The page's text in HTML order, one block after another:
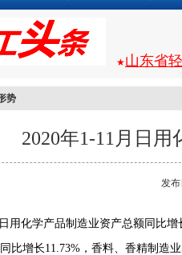
★山东省
势
2020年1-11月日
发
用化学产品制造业资产总额同比
比增长11.73%，香料、香精制造业